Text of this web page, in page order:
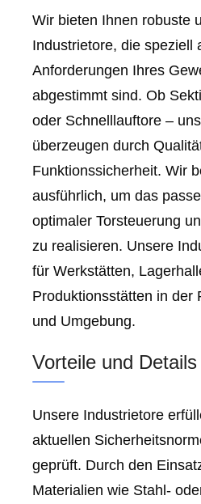
Wir bieten Ihnen robuste
Industrietore, die speziell
Anforderungen Ihres
abgestimmt sind. Ob
oder Schnelllauftore –
überzeugen durch
Funktionssicherheit. Wir
ausführlich, um das
optimaler Torsteuerung
zu realisieren. Unsere
für Werkstätten,
Produktionsstätten in der
und Umgebung.
Vorteile und Details
Unsere Industrietore
aktuellen
geprüft. Durch den
Materialien wie Stahl-